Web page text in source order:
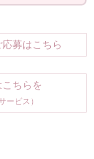
募はこちら
ちらを
ービス）